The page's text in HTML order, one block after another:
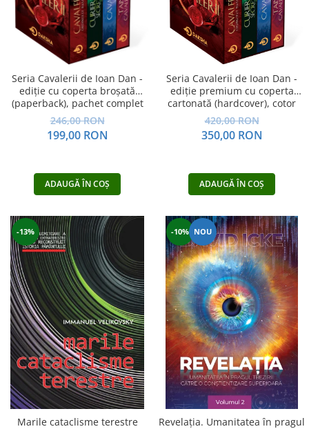
Astrologie
Știință
Seria Montauk
Mistere
Seria Chico Xavier
Seria Helena Blavatsky
Sănătate
Umor
Ficțiune
Viata după moarte
Non-dualitate
Alimentație
Creștinism
Vindecare
Povestiri
Relații de cuplu
Erotism
Psihologie practică
Seria Cavalerii de Ioan Dan -
ediție cu coperta broșată
(paperback), pachet complet
246,00 RON
199,00 RON
ADAUGĂ ÎN COȘ
Seria Cavalerii de Ioan Dan -
ediție premium cu coperta
cartonată (hardcover), cotor
rotunjit, cusută, în cutie, pachet
complet
420,00 RON
350,00 RON
ADAUGĂ ÎN COȘ
-13%
Marile cataclisme terestre
-10% NOU
Revelația. Umanitatea în pragul